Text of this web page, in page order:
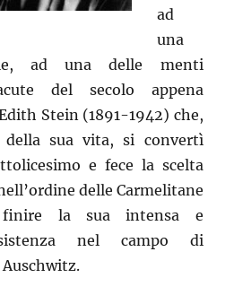
ad
una
ad una delle menti
del secolo appena
Stein (1891-1942) che,
sua vita, si convertì
e fece la scelta
delle Carmelitane
la sua intensa e
nel campo di